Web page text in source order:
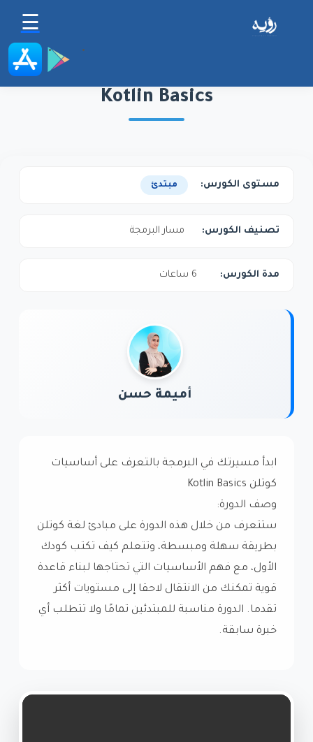
☰
Kotlin Basics
مستوى الكورس مبتدئ
تصنيف الكورس مسار البرمجة
مدة الكورس 6 ساعات
أميمة حسن
ابدأ مسيرتك في البرمجة بالتعرف على أساسيات
كوتلن Kotlin Basics
وصف الدورة:
ستتعرف من خلال هذه الدورة على مبادئ لغة كوتلن
بطريقة سهلة ومبسطة، وتتعلم كيف تكتب كودك
الأول، مع فهم الأساسيات التي تحتاجها لبناء قاعدة
قوية تمكنك من الانتقال لاحقا إلى مستويات أكثر
تقدما. الدورة مناسبة للمبتدئين تمامًا ولا تتطلب أي
خبرة سابقة.